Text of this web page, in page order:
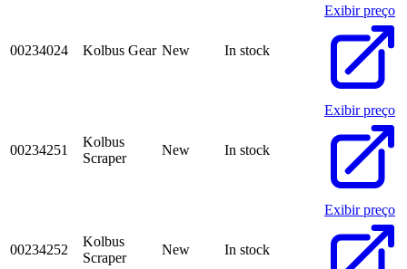
00234024 Kolbus Gear New In stock
Exibir preço
00234251
Kolbus
Scraper
New In stock
Exibir preço
00234252
Kolbus
Scraper
New In stock
Exibir preço